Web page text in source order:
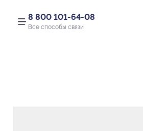
8 800 101-64-08
Все способы связи